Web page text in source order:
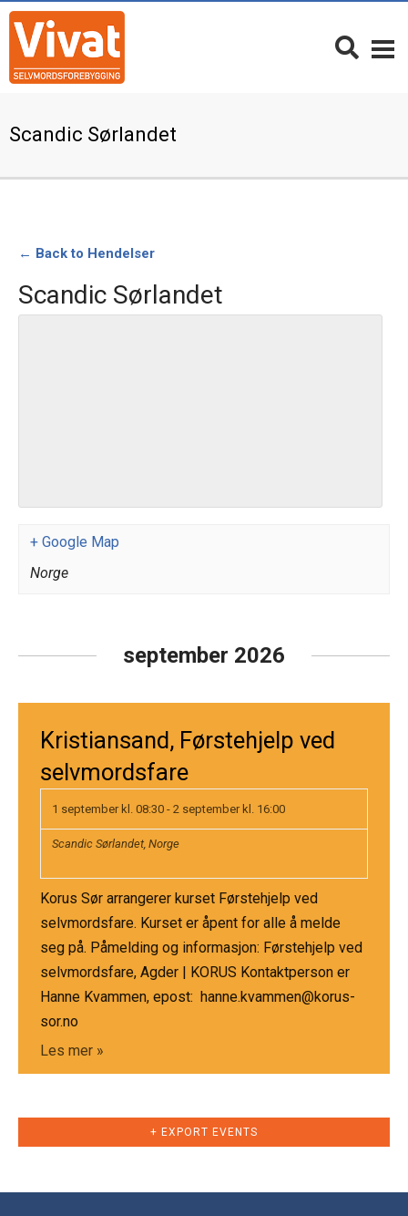
Scandic Sørlandet
← Back to Hendelser
Scandic Sørlandet
+ Google Map
Norge
september 2026
Kristiansand, Førstehjelp ved
selvmordsfare
1 september kl. 08:30 - 2 september kl. 16:00
Scandic Sørlandet, Norge
Korus Sør arrangerer kurset Førstehjelp ved
selvmordsfare. Kurset er åpent for alle å melde
seg på. Påmelding og informasjon: Førstehjelp ved
selvmordsfare, Agder | KORUS Kontaktperson er
Hanne Kvammen, epost: hanne.kvammen@korus-
sor.no
Les mer »
+ EXPORT EVENTS